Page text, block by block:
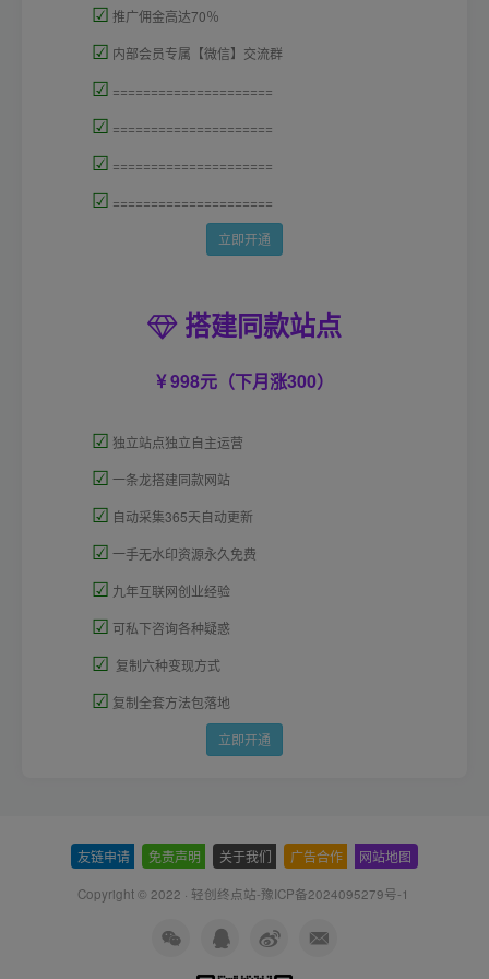
☑ 推广佣金高达70％
☑ 内部会员专属【微信】交流群
☑ =====================
☑ =====================
☑ =====================
☑ =====================
立即开通
搭建同款站点
998元（下月涨300）
☑ 独立站点独立自主运营
☑ 一条龙搭建同款网站
☑ 自动采集365天自动更新
☑ 一手无水印资源永久免费
☑ 九年互联网创业经验
☑ 可私下咨询各种疑惑
☑ 复制六种变现方式
☑ 复制全套方法包落地
立即开通
友链申请 免责声明 关于我们 广告合作 网站地图
Copyright © 2022 · 轻创终点站-豫ICP备2024095279号-1